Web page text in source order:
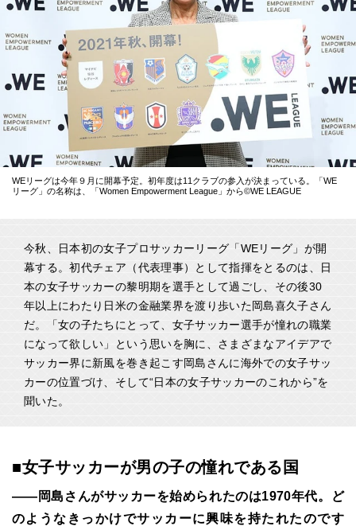
WEリーグは今年９月に開幕予定。初年度は11クラブの参入が決まっている。「WE
リーグ」の名称は、「Women Empowerment League」から©︎WE LEAGUE
今秋、日本初の女子プロサッカーリーグ「WEリーグ」が開
幕する。初代チェア（代表理事）として指揮をとるのは、日
本の女子サッカーの黎明期を選手として過ごし、その後30
年以上にわたり日米の金融業界を渡り歩いた岡島喜久子さん
だ。「女の子たちにとって、女子サッカー選手が憧れの職業
になって欲しい」という思いを胸に、さまざまなアイデアで
サッカー界に新風を巻き起こす岡島さんに海外での女子サッ
カーの位置づけ、そして“日本の女子サッカーのこれから”を
聞いた。
■女子サッカーが男の子の憧れである国
――岡島さんがサッカーを始められたのは1970年代。ど
のようなきっかけでサッカーに興味を持たれたのです